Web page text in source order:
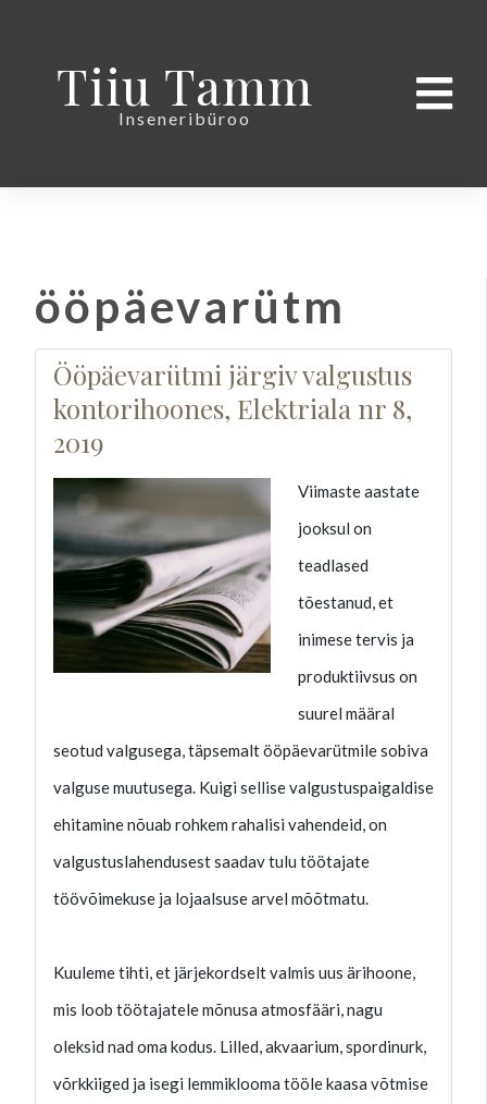
Tiiu Tamm
Inseneribüroo
ööpäevarütm
Ööpäevarütmi järgiv valgustus
kontorihoones, Elektriala nr 8,
2019
Viimaste aastate
jooksul on
teadlased
tõestanud, et
inimese tervis ja
produktiivsus on
suurel määral
seotud valgusega, täpsemalt ööpäevarütmile sobiva
valguse muutusega. Kuigi sellise valgustuspaigaldise
ehitamine nõuab rohkem rahalisi vahendeid, on
valgustuslahendusest saadav tulu töötajate
töövõimekuse ja lojaalsuse arvel mõõtmatu.
Kuuleme tihti, et järjekordselt valmis uus ärihoone,
mis loob töötajatele mõnusa atmosfääri, nagu
oleksid nad oma kodus. Lilled, akvaarium, spordinurk,
võrkkiiged ja isegi lemmiklooma tööle kaasa võtmise